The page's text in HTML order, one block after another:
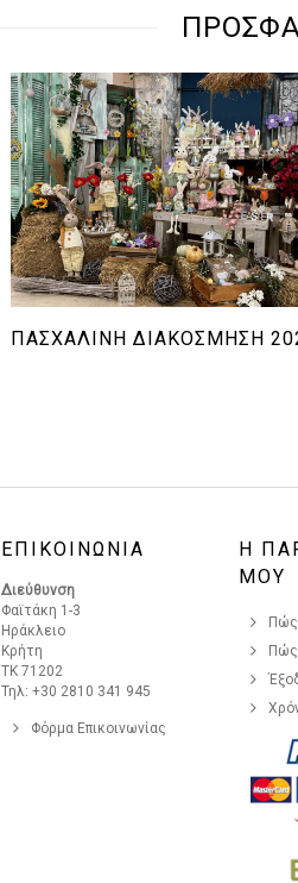
ΠΑΣΧΑΛΙΝΉ ΔΙΑΚΌΣΜΗΣΗ
ΕΠΙΚΟΙΝΩΝΙΑ
Διεύθυνση
Φαϊτάκη 1-3
Ηράκλειο
Κρήτη
ΤΚ 71202
Τηλ: +30 2810 341 945
Φόρμα Επικοινωνίας
Η
ΜΟΥ
Πώς